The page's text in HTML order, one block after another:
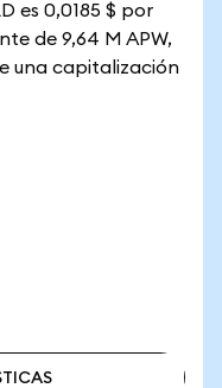
es 0,0185 $ por
de 9,64 M APW,
una capitalización